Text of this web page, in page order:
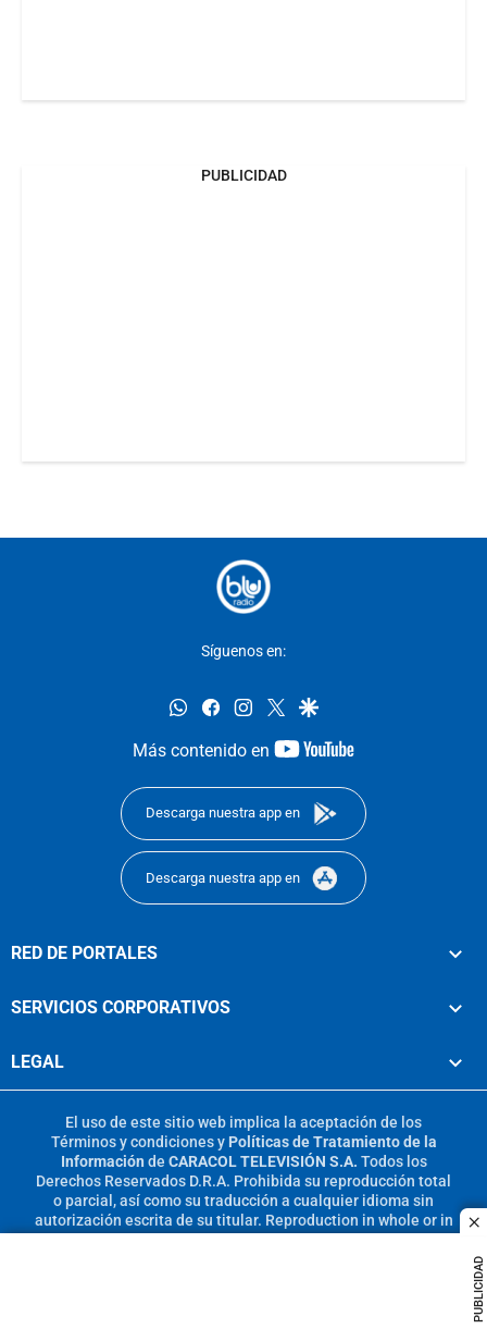
PUBLICIDAD
PUBLICIDAD
Síguenos en:
whatsappfacebookinstagram
twittergoogle
Más contenido en
youtube-
Descarga nuestra app en
Descarga nuestra app en
RED DE PORTALES
SERVICIOS CORPORATIVOS
LEGAL
El uso de este sitio web implica la aceptación de los
Términos y condicionesy Políticas de Tratamiento de la
Información de CARACOL TELEVISIÓN S.A. Todos los
Derechos Reservados D.R.A. Prohibida su reproducción total
o parcial, así como su traducción a cualquier idioma sin
autorización escrita de su titular. Reproduction in whole or in